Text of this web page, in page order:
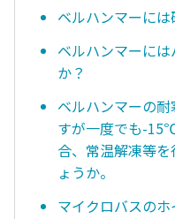
ベルハンマーに
ベルハンマーに
か？
ベルハンマーの
すが一度でも-
合、常温解凍等
ょうか。
マイクロバスの